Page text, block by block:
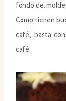
fondo del
Como tienen
café, basta
café.